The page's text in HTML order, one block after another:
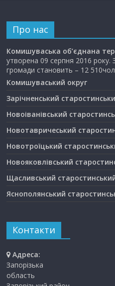
Про нас
Комишуваська об’єднана
утворена 09 серпня 2016 року.
громади становить – 12
Комишуваський округ
Зарічненський
Новоіванівський
Новотавричеський
Новотроїцький
Новояковлівський
Щасливський
Яснополянський
Контакти
Адреса:
Запорізька
область